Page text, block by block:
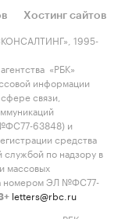
Хостинг сайтов
1995-
«РБК»
информации
связи,
63848) и
средства
по надзору в
массовых
номером ЭЛ №ФС77-
letters@rbc.ru